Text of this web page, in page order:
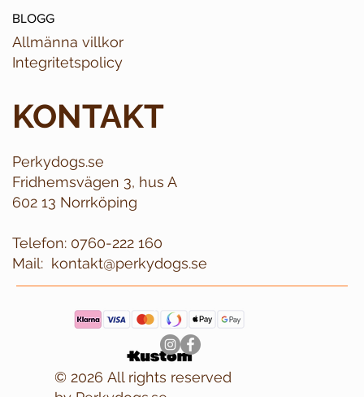
BLOGG
Allmänna villkor
Integritetspolicy
KONTAKT
Perkydogs.se
Fridhemsvägen 3, hus A
602 13 Norrköping
Telefon: 0760-222 160
kontakt@perkydogs.se
Mail:
© 2026 All rights reserved